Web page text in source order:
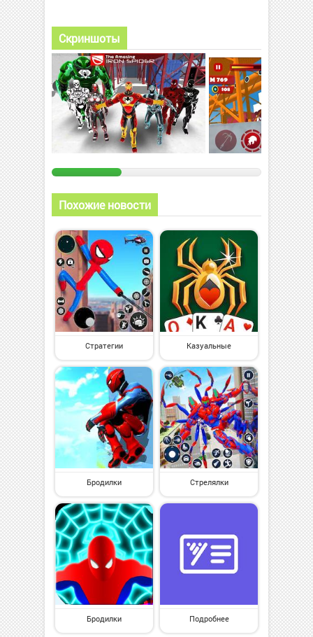
Скриншоты
Похожие новости
Стратегии Казуальные
Бродилки Стрелялки
Бродилки Подробнее